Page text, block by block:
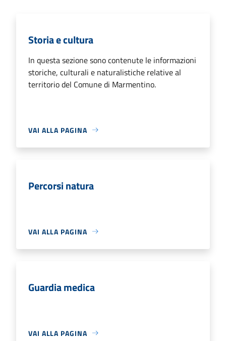
Storia e cultura
In questa sezione sono contenute le informazioni
storiche, culturali e naturalistiche relative al
territorio del Comune di Marmentino.
VAI ALLA PAGINA
Percorsi natura
VAI ALLA PAGINA
Guardia medica
VAI ALLA PAGINA